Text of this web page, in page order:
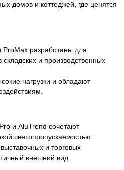
домов и коттеджей, где ценятся
ProMax разработаны для
складских и производственных
нагрузки и обладают
и AluTrend сочетают
светопропускаемостью.
и торговых
внешний вид.